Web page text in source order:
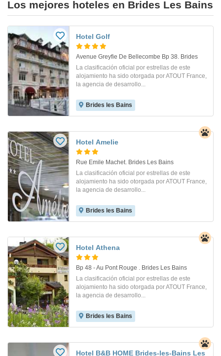
Los mejores hoteles en Brides Les Bains
Hotel Golf
Avenue Greyfie De Bellecombe Bp 38. Brides
La clasificación oficial por estrellas de este
alojamiento ha sido otorgada por ATOUT France,
la agencia de desarrollo...
Brides les Bains
Hotel Amelie
Rue Emile Machet. Brides Les Bains
La clasificación oficial por estrellas de este
alojamiento ha sido otorgada por ATOUT France,
la agencia de desarrollo...
Brides les Bains
Hotel Athena
Bp 48 - Au Pont Rouge . Brides Les Bains
La clasificación oficial por estrellas de este
alojamiento ha sido otorgada por ATOUT France,
la agencia de desarrollo...
Brides les Bains
Hotel B&B HOME Brides-les-Bains Les